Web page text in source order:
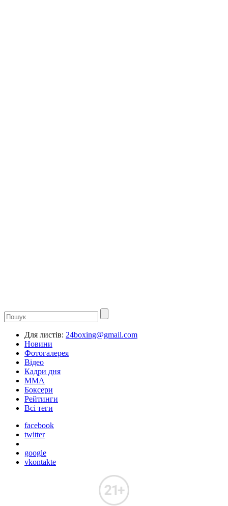
Для листів: 24boxing@gmail.com
Новини
Фотогалерея
Відео
Кадри дня
ММА
Боксери
Рейтинги
Всі теги
facebook
twitter
google
vkontakte